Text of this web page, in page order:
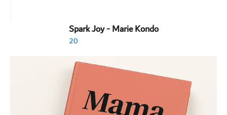
Spark Joy - Marie Kondo
20